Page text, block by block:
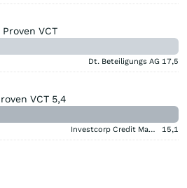
Proven VCT
Dt. Beteiligungs AG 17,5
VCT 5,4
Investcorp Credit Management BDC 15,1